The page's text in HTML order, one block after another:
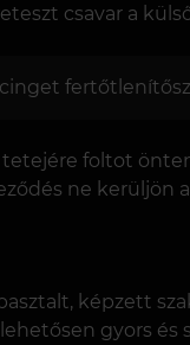
csavar a
foltot
ne kerüljön
képzett
gyors és